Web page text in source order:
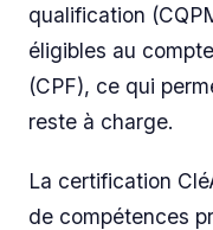
qualification
éligibles au
(CPF), ce qui
reste à charge.
La certification
de compétences